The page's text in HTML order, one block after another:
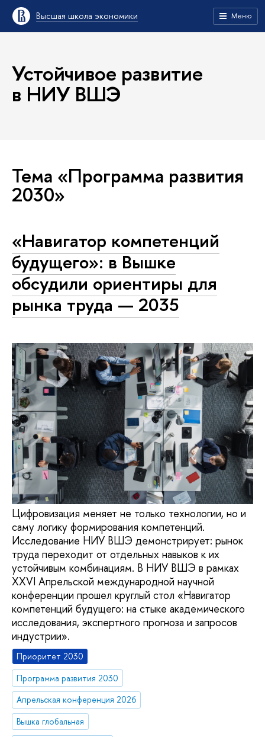
Высшая школа экономики Меню
Устойчивое развитие
в НИУ ВШЭ
Тема «Программа развития
2030»
«Навигатор компетенций
будущего»: в Вышке
обсудили ориентиры для
рынка труда — 2035
Цифровизация меняет не только технологии, но и
саму логику формирования компетенций.
Исследование НИУ ВШЭ демонстрирует: рынок
труда переходит от отдельных навыков к их
устойчивым комбинациям. В НИУ ВШЭ в рамках
XXVI Апрельской международной научной
конференции прошел круглый стол «Навигатор
компетенций будущего: на стыке академического
исследования, экспертного прогноза и запросов
индустрии».
Приоритет 2030
Программа развития 2030
Апрельская конференция 2026
Вышка глобальная